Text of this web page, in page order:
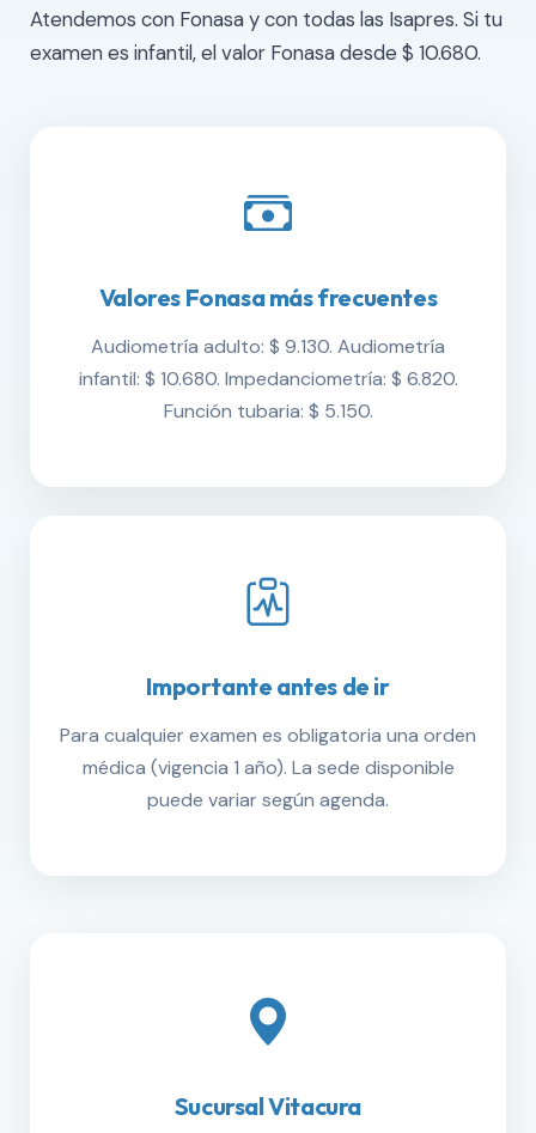
Atendemos con Fonasa y con todas las Isapres. Si tu
examen es infantil, el valor Fonasa desde $ 10.680.
Valores Fonasa más frecuentes
Audiometría adulto: $ 9.130. Audiometría
infantil: $ 10.680. Impedanciometría: $ 6.820.
Función tubaria: $ 5.150.
Importante antes de ir
Para cualquier examen es obligatoria una orden
médica (vigencia 1 año). La sede disponible
puede variar según agenda.
Sucursal Vitacura